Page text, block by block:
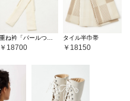
18700
タイル半巾帯
18150